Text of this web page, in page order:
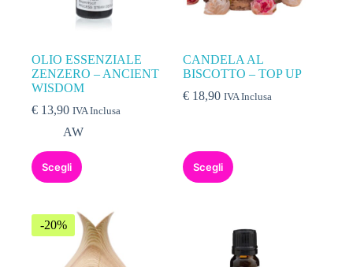
OLIO ESSENZIALE
ZENZERO – ANCIENT
WISDOM
€ 13,90 IVA Inclusa
AW
Scegli
CANDELA AL
BISCOTTO – TOP UP
€ 18,90 IVA Inclusa
Scegli
-20%